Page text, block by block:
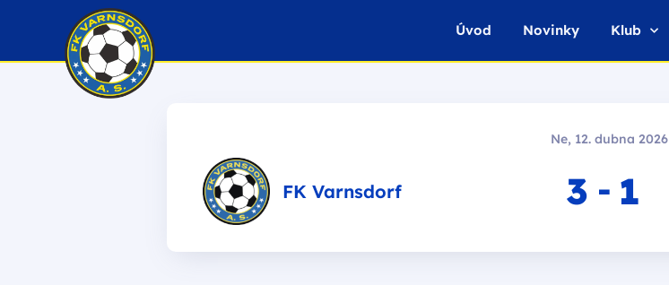
Úvod Novinky Klub
Ne, 12. dubna 2026
FK Varnsdorf 3 - 1